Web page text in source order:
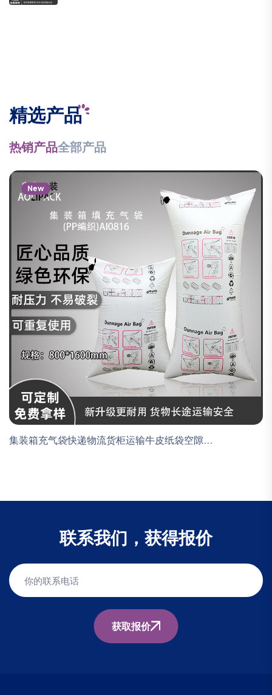
精选产品
热销产品全部产品
New
集装箱充气袋快递物流货柜运输牛皮纸袋空隙...
联系我们，获得报价
获取报价